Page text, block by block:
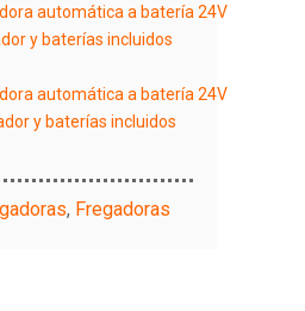
automática a batería 24V
y baterías incluidos
automática a batería 24V
y baterías incluidos
, Fregadoras